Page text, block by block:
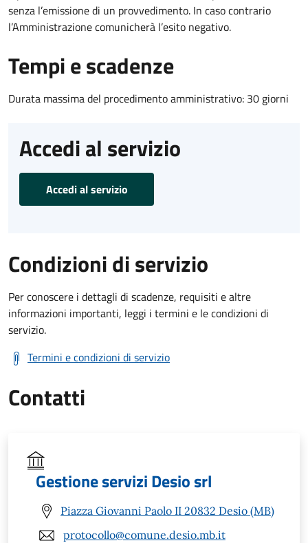
senza l’emissione di un provvedimento. In caso contrario
l’Amministrazione comunicherà l’esito negativo.
Tempi e scadenze
Durata massima del procedimento amministrativo: 30 giorni
Accedi al servizio
Accedi al servizio
Condizioni di servizio
Per conoscere i dettagli di scadenze, requisiti e altre
informazioni importanti, leggi i termini e le condizioni di
servizio.
Termini e condizioni di servizio
Contatti
Gestione servizi Desio srl
Piazza Giovanni Paolo II 20832 Desio (MB)
protocollo@comune.desio.mb.it